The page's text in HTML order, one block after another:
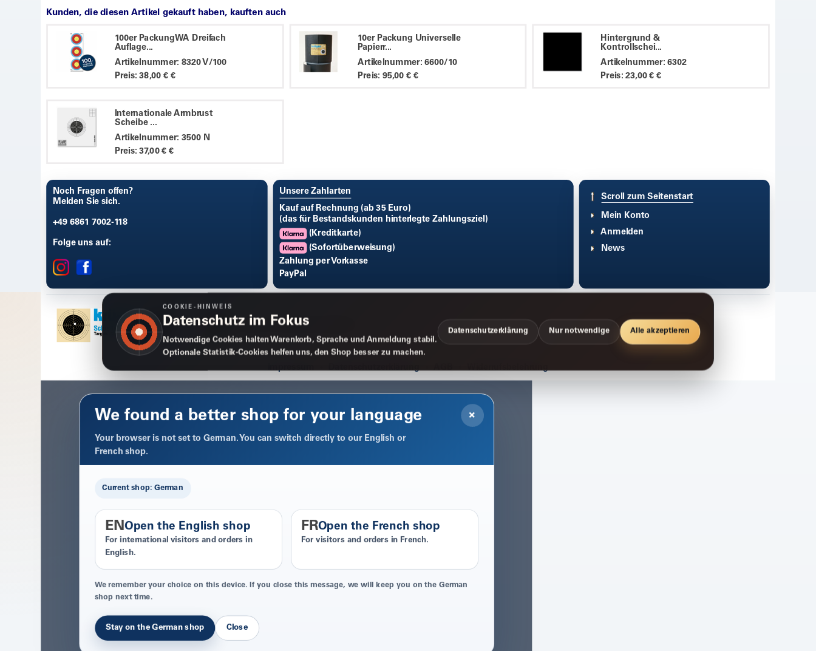
Kunden, die diesen Artikel gekauft haben, kauften auch
100er PackungWA Dreifach
Auflage...
Artikelnummer: 8320 V/100
Preis: 38,00 € €
10er Packung Universelle
Papierr...
Artikelnummer: 6600/10
Preis: 95,00 € €
Hintergrund &
Kontrollschei...
Artikelnummer: 6302
Preis: 23,00 € €
Internationale Armbrust
Scheibe ...
Artikelnummer: 3500 N
Preis: 37,00 € €
Noch Fragen offen?
Melden Sie sich.
+49 6861 7002-118
Folge uns auf:
Unsere Zahlarten
Kauf auf Rechnung (ab 35 Euro)
(das für Bestandskunden hinterlegte Zahlungsziel)
(Kreditkarte)
(Sofortüberweisung)
Zahlung per Vorkasse
PayPal
Scroll zum Seitenstart
Mein Konto
Anmelden
News
Impressum Datenschutzerklärung AGB Widerrufsbelehrung
×
We found a better shop for your language
Your browser is not set to German. You can switch directly to our English or
French shop.
Current shop: German
ENOpen the English shop
For international visitors and orders in
English.
FROpen the French shop
For visitors and orders in French.
We remember your choice on this device. If you close this message, we will keep you on the German
shop next time.
Stay on the German shop Close
COOKIE-HINWEIS
Datenschutz im Fokus
Notwendige Cookies halten Warenkorb, Sprache und Anmeldung stabil.
Optionale Statistik-Cookies helfen uns, den Shop besser zu machen.
Datenschutzerklärung Nur notwendige Alle akzeptieren